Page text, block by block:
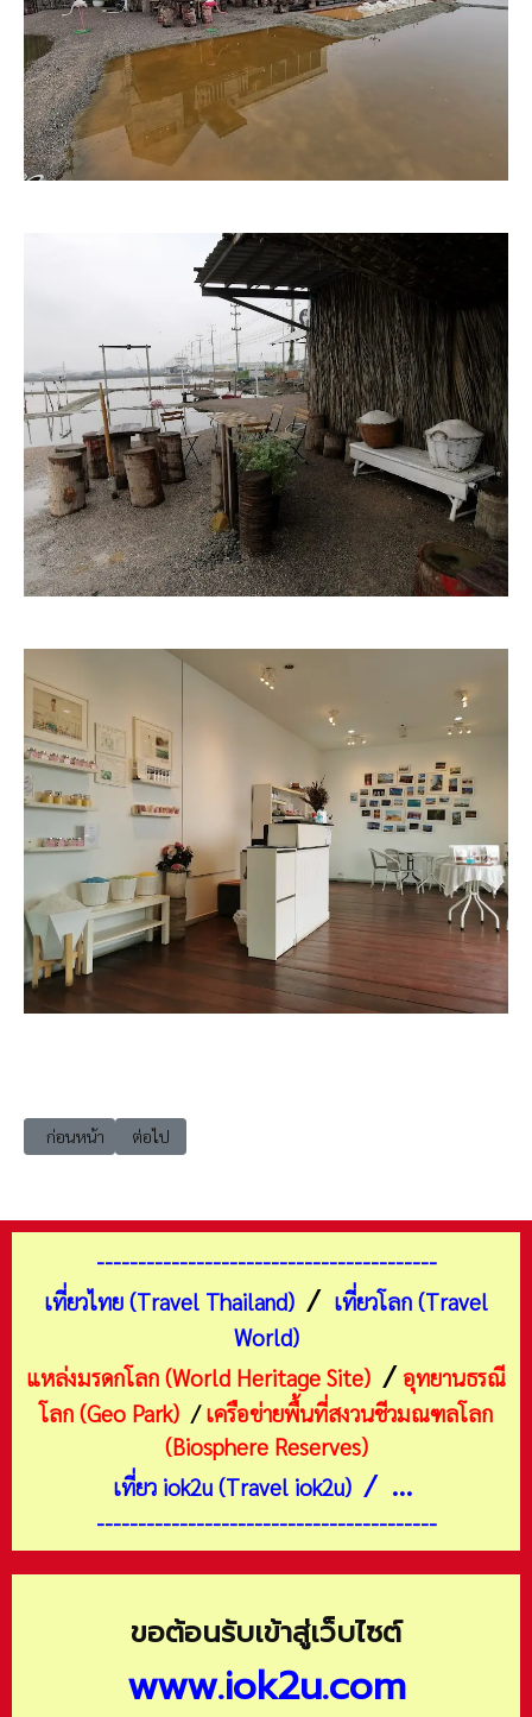
เนื้อหาก่อนหน้า: เที่ยวสมุทรสงคราม บางคนที วัดบางกุ้ง
ก่อนหน้า เนื้อหาถัดไป: เที่ยวสมุทรสงคราม เมือง กนกรัตน์ รีสอร์ท
ต่อไป
-----------------------------------------
เที่ยวไทย (Travel Thailand) / เที่ยวโลก (Travel
World)
แหล่งมรดกโลก (World Heritage Site) /อุทยานธรณี
โลก (Geo Park) /เครือข่ายพื้นที่สงวนชีวมณฑลโลก
(Biosphere Reserves)
เที่ยว iok2u (Travel iok2u) / ...
-----------------------------------------
ขอต้อนรับเข้าสู่เว็บไซต์
www.iok2u.com